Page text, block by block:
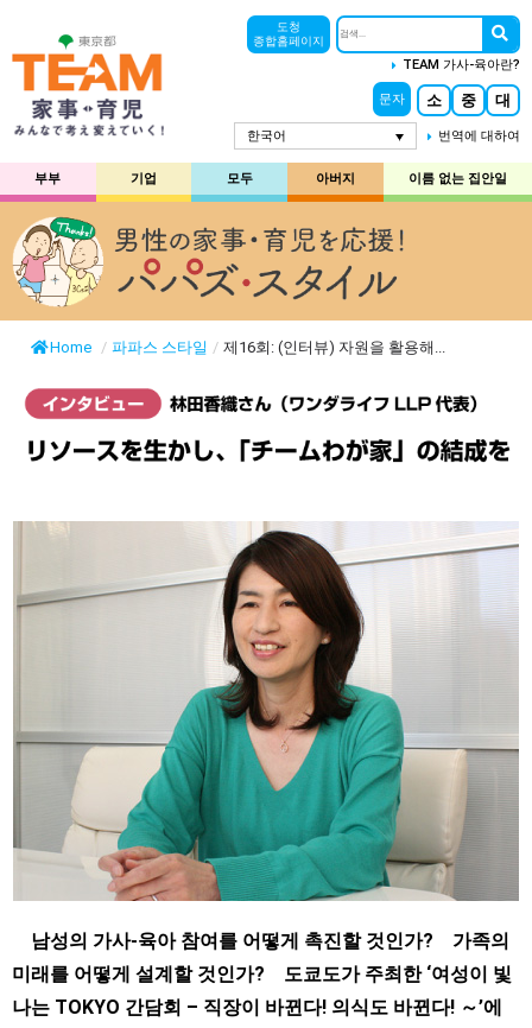
도청
종합홈페이지
TEAM 가사-육아란?
문자 소 중 대
한국어 번역에 대하여
부부 기업 모두 아버지 이름 없는 집안일
Home / 파파스 스타일 / 제16회: (인터뷰) 자원을 활용해...
남성의 가사-육아 참여를 어떻게 촉진할 것인가? 가족의
미래를 어떻게 설계할 것인가? 도쿄도가 주최한 ‘여성이 빛
나는 TOKYO 간담회 – 직장이 바뀐다! 의식도 바뀐다! ～’에